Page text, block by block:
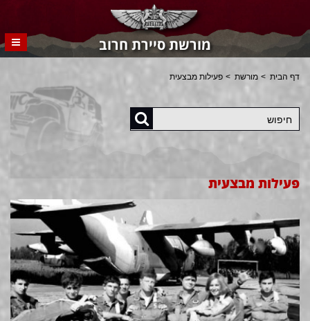
מורשת סיירת חרוב
דף הבית מורשת פעילות מבצעית
חיפוש
פעילות מבצעית